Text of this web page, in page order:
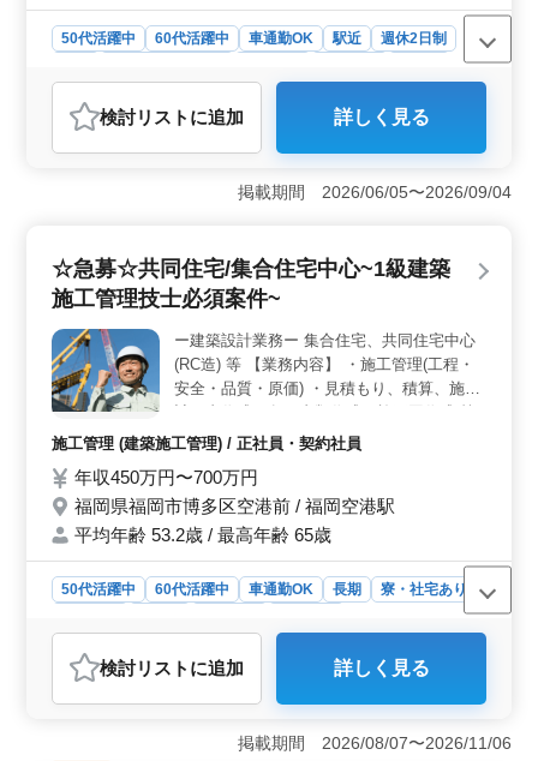
50代活躍中 60代活躍中 車通勤OK 駅近
週休2日制
おすすめポイント
＜年間休日125日×土日祝休み＞ 年間休日125日で完全
週休2日制（土日祝休み）のため、しっかり休みを確保で
きる環境です。残業少なめで、長期的に安定した働き方
助、仕訳入力など幅広い業務を担当します。会計事務所
経験を活かし、専門性を高められる仕事です。 ＜通
り通勤負担を抑えられる環境です。賞与や社会保険など
福利厚生も整っており、安心して長く働ける環境です。
検討リスト に追加 詳しく見る
掲載期間 2026/06/05〜2026/09/04
☆急募☆共同住宅/集合住宅中心~1級建築
施工管理技士必須案件~
ー建築設計業務ー 集合住宅、共同住宅中心
(RC造) 等 【業務内容】 ・施工管理(工程・
安全・品質・原価) ・見積もり、積算、施工
・CAD操作あり ◯備考 作業着支給 交通費支
・出張の可能性あり(エリア：熊本県/沖縄県)
＊65歳の方活躍中！！ ＊50代以上建築施工
管理業務経験者急募/条件面優遇いたします
＊1級建築士または1級建築施工管理技士急
募！！ お気軽にお問い合わせ下さい、ご応
募お待ちしております
施工管理 (建築施工管理) / 正社員・契約社員
年収450万円〜700万円
福岡県福岡市博多区空港前 / 福岡空港駅
平均年齢 53.2歳 / 最高年齢 65歳
50代活躍中 60代活躍中 車通勤OK 長期
寮・社宅あり
おすすめポイント
＜高い給与と充実した福利厚生＞ この求人は年収450万
円〜700万円と高い給与が魅力です。交通費支給や資格手
当、作業着支給、社用車や社用携帯の提供など、充実し
た福利厚生が整っています。さらに、単身用宿舎も完備
検討リスト に追加 詳しく見る
掲載期間 2026/08/07〜2026/11/06